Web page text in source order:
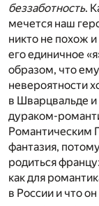
беззаботность.
мечется наш
никто не похож
его единичное
образом, что
невероятности
в Шварцвальде
дураком-
Романтическим
фантазия,
родиться
как для
в России и что